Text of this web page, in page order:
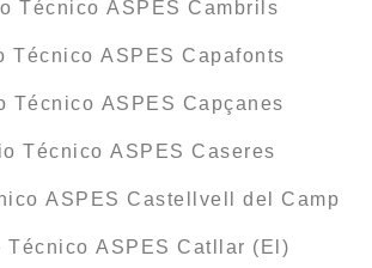
Técnico ASPES Cambrils
Técnico ASPES Capafonts
Técnico ASPES Capçanes
Técnico ASPES Caseres
ASPES Castellvell del Camp
Técnico ASPES Catllar (El)